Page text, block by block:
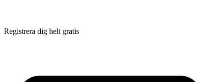
Registrera dig helt gratis